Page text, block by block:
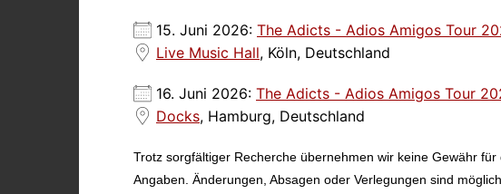
15. Juni 2026: The Adicts - Adios Amigos Tour
Live Music Hall, Köln, Deutschland
16. Juni 2026: The Adicts - Adios Amigos Tour
Docks, Hamburg, Deutschland
Trotz sorgfältiger Recherche übernehmen wir keine Gewähr
Angaben. Änderungen, Absagen oder Verlegungen sind